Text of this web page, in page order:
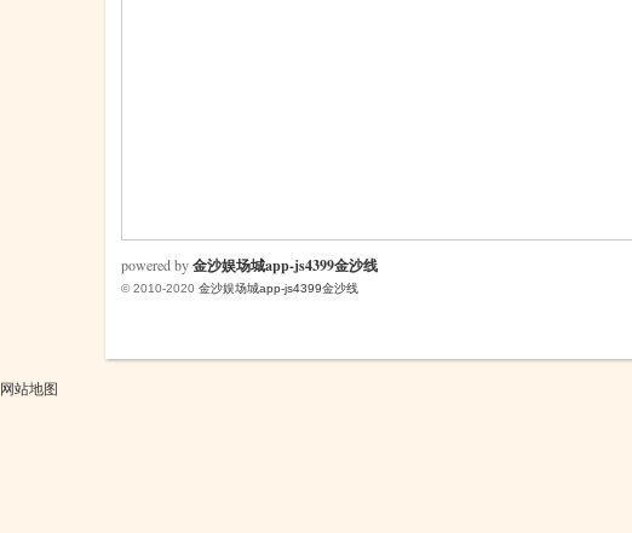
powered by金沙娱场城app-js4399金沙线
© 2010-2020 金沙娱场城app-js4399金沙线
网站地图